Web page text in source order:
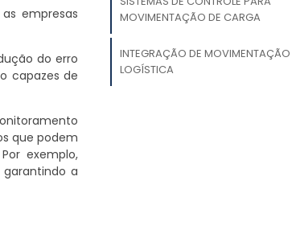
empresas
do erro
capazes de
que podem
exemplo,
a
MOVIMENTAÇÃO DE CARGA
INTEGRAÇÃO DE MOVIMENTAÇÃO
LOGÍSTICA